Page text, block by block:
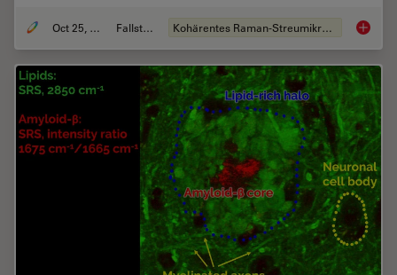
Oct 25, 2021 Fallstudie Kohärentes Raman-Streumikroskop (CRS)